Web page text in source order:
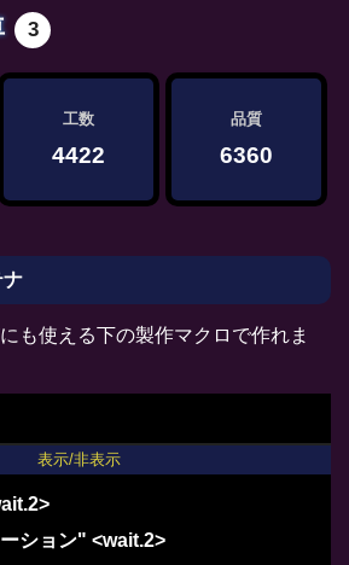
3
工数
4422
品質
6360
ナ
も使える下の製作マクロで作れま
表示/非表示
ション" <wait.2>